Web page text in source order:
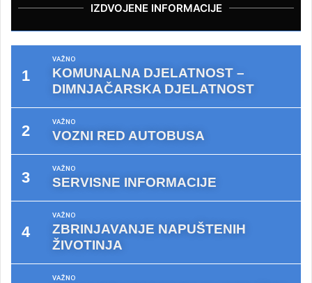
IZDVOJENE INFORMACIJE
VAŽNO
KOMUNALNA DJELATNOST –
DIMNJAČARSKA DJELATNOST
VAŽNO
VOZNI RED AUTOBUSA
VAŽNO
SERVISNE INFORMACIJE
VAŽNO
ZBRINJAVANJE NAPUŠTENIH
ŽIVOTINJA
VAŽNO